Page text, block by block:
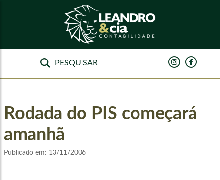
Rodada do PIS começará
amanhã
Publicado em: 13/11/2006